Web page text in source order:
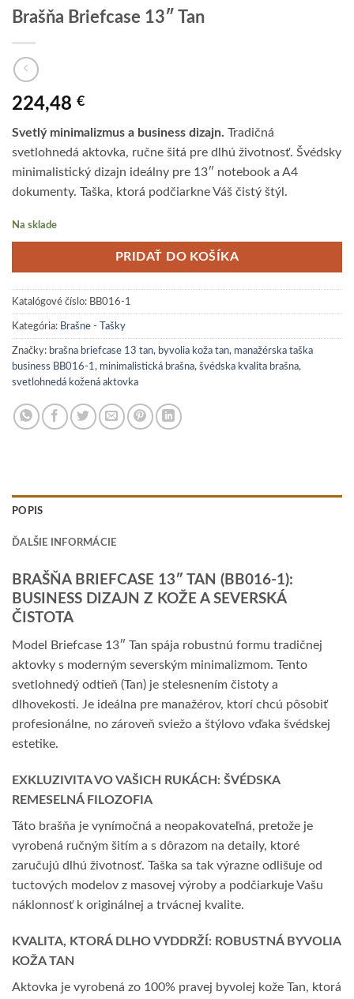
Brašňa Briefcase 13″ Tan
224,48 €
Svetlý minimalizmus a business dizajn. Tradičná
svetlohnedá aktovka, ručne šitá pre dlhú životnosť. Švédsky
minimalistický dizajn ideálny pre 13″ notebook a A4
dokumenty. Taška, ktorá podčiarkne Váš čistý štýl.
Na sklade
PRIDAŤ DO KOŠÍKA
Katalógové číslo: BB016-1
Kategória: Brašne - Tašky
Značky: brašna briefcase 13 tan, byvolia koža tan, manažérska taška
business BB016-1 , minimalistická brašna, švédska kvalita brašna,
svetlohnedá kožená aktovka
POPIS
ĎALŠIE INFORMÁCIE
BRAŠŇA BRIEFCASE 13″ TAN (BB016-1):
BUSINESS DIZAJN Z KOŽE A SEVERSKÁ
ČISTOTA
Model Briefcase 13″ Tan spája robustnú formu tradičnej
aktovky s moderným severským minimalizmom. Tento
svetlohnedý odtieň (Tan) je stelesnením čistoty a
dlhovekosti. Je ideálna pre manažérov, ktorí chcú pôsobiť
profesionálne, no zároveň sviežo a štýlovo vďaka švédskej
estetike.
EXKLUZIVITA VO VAŠICH RUKÁCH: ŠVÉDSKA
REMESELNÁ FILOZOFIA
Táto brašňa je vynímočná a neopakovateľná, pretože je
vyrobená ručným šitím a s dôrazom na detaily, ktoré
zaručujú dlhú životnosť. Taška sa tak výrazne odlišuje od
tuctových modelov z masovej výroby a podčiarkuje Vašu
náklonnosť k originálnej a trvácnej kvalite.
KVALITA, KTORÁ DLHO VYDDRŽÍ: ROBUSTNÁ BYVOLIA
KOŽA TAN
Aktovka je vyrobená zo 100% pravej byvolej kože Tan, ktorá